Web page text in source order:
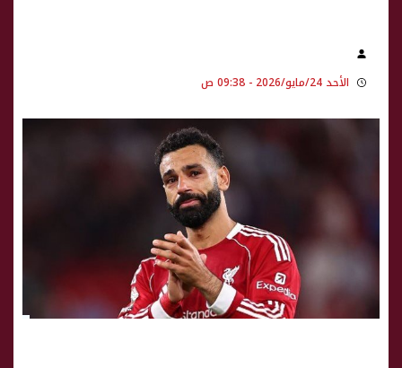
الأحد 24/مايو/2026 - 09:38 ص